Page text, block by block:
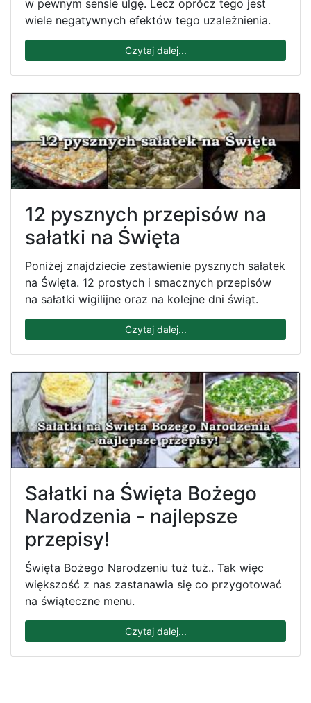
w pewnym sensie ulgę. Lecz oprócz tego jest
wiele negatywnych efektów tego uzależnienia.
Czytaj dalej...
12 pysznych przepisów na
sałatki na Święta
Poniżej znajdziecie zestawienie pysznych sałatek
na Święta. 12 prostych i smacznych przepisów
na sałatki wigilijne oraz na kolejne dni świąt.
Czytaj dalej...
Sałatki na Święta Bożego
Narodzenia - najlepsze
przepisy!
Święta Bożego Narodzeniu tuż tuż.. Tak więc
większość z nas zastanawia się co przygotować
na świąteczne menu.
Czytaj dalej...